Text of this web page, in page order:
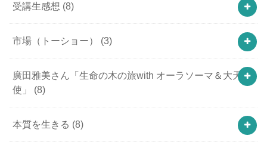
受講生感想 (8)
市場（トーショー） (3)
廣田雅美さん「生命の木の旅with オーラソーマ＆大天
使」 (8)
本質を生きる (8)